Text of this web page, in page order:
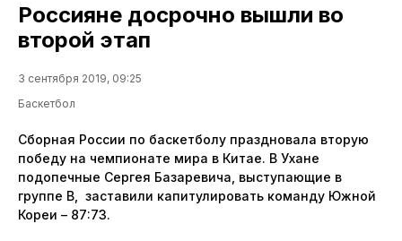
Россияне досрочно вышли во
второй этап
3 сентября 2019, 09:25
Баскетбол
Сборная России по баскетболу праздновала вторую
победу на чемпионате мира в Китае. В Ухане
подопечные Сергея Базаревича, выступающие в
группе В, заставили капитулировать команду Южной
Кореи – 87:73.